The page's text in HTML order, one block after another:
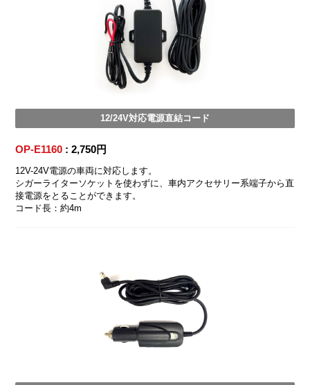
12/24V対応電源直結コード
OP-E1160 : 2,750円
12V-24V電源の車両に対応します。
シガーライターソケットを使わずに、車内アクセサリー系端子から直
接電源をとることができます。
コード長：約4m